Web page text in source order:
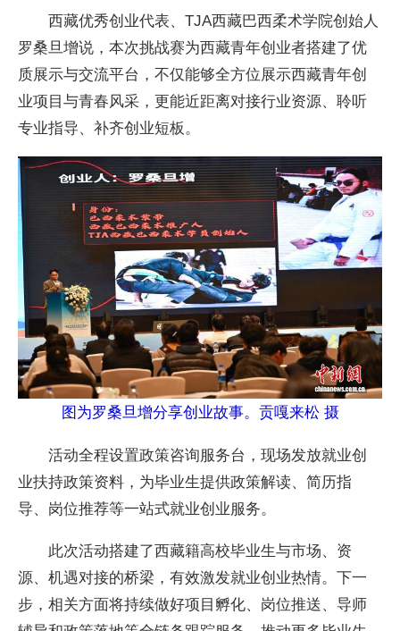
西藏优秀创业代表、TJA西藏巴西柔术学院创始人
罗桑旦增说，本次挑战赛为西藏青年创业者搭建了优
质展示与交流平台，不仅能够全方位展示西藏青年创
业项目与青春风采，更能近距离对接行业资源、聆听
专业指导、补齐创业短板。
图为罗桑旦增分享创业故事。贡嘎来松 摄
活动全程设置政策咨询服务台，现场发放就业创
业扶持政策资料，为毕业生提供政策解读、简历指
导、岗位推荐等一站式就业创业服务。
此次活动搭建了西藏籍高校毕业生与市场、资
源、机遇对接的桥梁，有效激发就业创业热情。下一
步，相关方面将持续做好项目孵化、岗位推送、导师